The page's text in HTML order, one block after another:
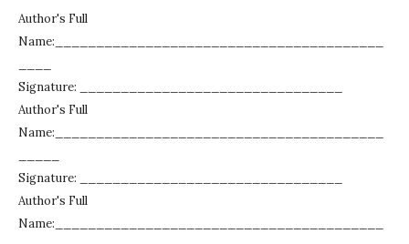
Author's Full
Name:________________________________________
Signature: ________________________________
Author's Full
Name:________________________________________
Signature: ________________________________
Author's Full
Name:________________________________________